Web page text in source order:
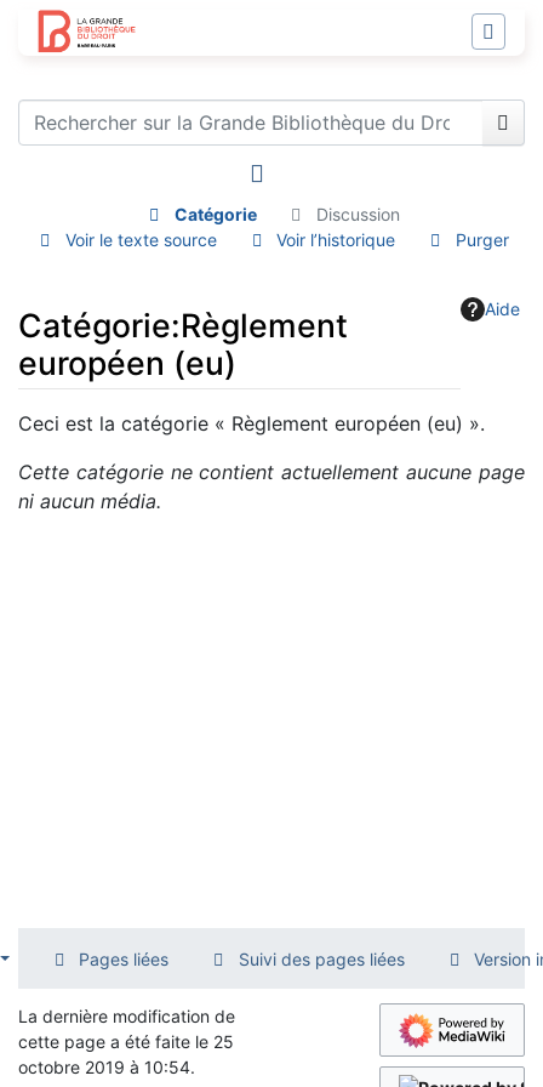
Catégorie
Discussion
Voir le texte source
Voir l’historique Purger
Aide
Catégorie:Règlement
européen (eu)
Aller à :navigation,rechercher
Ceci est la catégorie « Règlement européen (eu) ».
Cette catégorie ne contient actuellement aucune page
ni aucun média.
Pages liées Suivi des pages liées Version
La dernière modification de
cette page a été faite le 25
octobre 2019 à 10:54.